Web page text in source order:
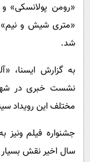
«رومن پولانسکی»
«متری شیش و نیم»
شد.
به گزارش ایسنا،
نشست خبری در
مختلف این رویداد
جشنواره فیلم ونیز
سال اخیر نقش